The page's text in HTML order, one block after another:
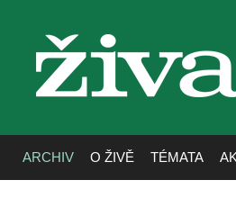
živa
ARCHIV O ŽIVĚ TÉMATA